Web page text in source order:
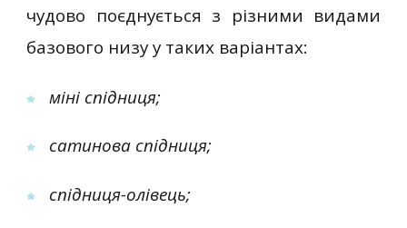
чудово поєднується з різними видами
базового низу у таких варіантах:
міні спідниця;
сатинова спідниця;
спідниця-олівець;